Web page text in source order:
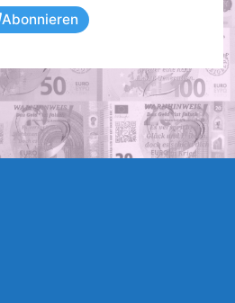
Abonnieren